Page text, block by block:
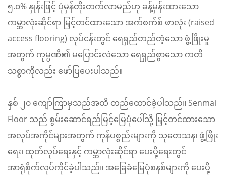
၅.၀% နှုန်းဖြင့် ပုံမှန်တိုးတက်လာမည်ဟု ခန့်မှန်းထားသော
ကမ္ဘာလုံးဆိုင်ရာ မြှင့်တင်ထားသော အက်စက်စ် ဖာလုံး (raised
access flooring) လုပ်ငန်းတွင် ရေရှည်တည်တံ့သော ဖွံ့ဖြိုးမှု
အတွက် ကုမ္ပဏီ၏ မပြောင်းလဲသော ရေရှည်စွာသော ကတိ
သစ္စာကိုလည်း ဖော်ပြပေးပါသည်။
နှစ် ၂၀ ကျော်ကြာမှသည်အထိ တည်ထောင်ခဲ့ပါသည်။ Senmai
Floor သည် စွမ်းဆောင်ရည်မြင့်မြေပုံပေါ်သို့ မြှင့်တင်ထားသော
အလုပ်အကိုင်များအတွက် ကုန်ပစ္စည်းများကို သုတေသန၊ ဖွံ့ဖြိုး
ရေး၊ ထုတ်လုပ်ရေးနှင့် ကမ္ဘာလုံးဆိုင်ရာ ပေးပို့ရေးတွင်
အာရုံစိုက်လုပ်ကိုင်ခဲ့ပါသည်။ အခြေခံမြေပုံစနစ်များကို ပေးပို့